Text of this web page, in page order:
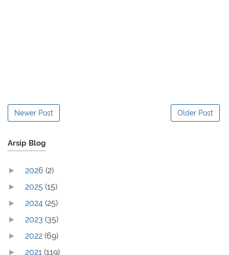
Newer Post Older Post
Arsip Blog
► 2026 (2)
► 2025 (15)
► 2024 (25)
► 2023 (35)
► 2022 (69)
► 2021 (119)